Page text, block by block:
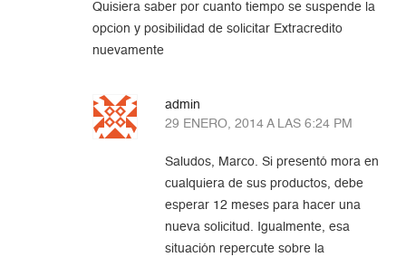
Quisiera saber por cuanto tiempo se suspende la
opcion y posibilidad de solicitar Extracredito
nuevamente
admin
29 ENERO, 2014 A LAS 6:24 PM
Saludos, Marco. Si presentó mora en
cualquiera de sus productos, debe
esperar 12 meses para hacer una
nueva solicitud. Igualmente, esa
situación repercute sobre la